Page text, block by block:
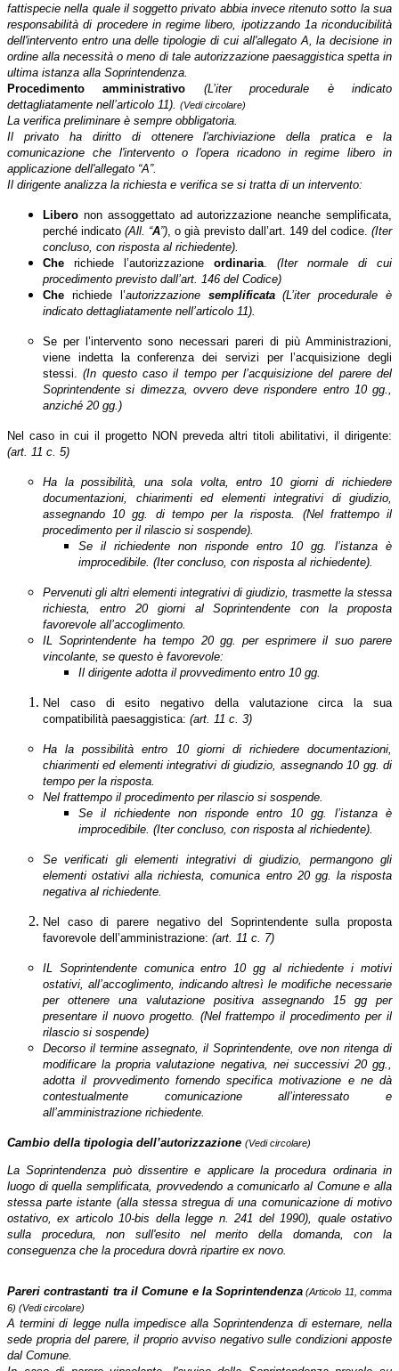
fattispecie nella quale il soggetto privato abbia invece ritenuto sotto la sua
responsabilità di procedere in regime libero, ipotizzando 1a riconducibilità
dell'intervento entro una delle tipologie di cui all'allegato A, la decisione in
ordine alla necessità o meno di tale autorizzazione paesaggistica spetta in
ultima istanza alla Soprintendenza.
Procedimento amministrativo (L’iter procedurale è indicato
dettagliatamente nell’articolo 11). (Vedi circolare)
La verifica preliminare è sempre obbligatoria.
Il privato ha diritto di ottenere l'archiviazione della pratica e la
comunicazione che l'intervento o l'opera ricadono in regime libero in
applicazione dell'allegato “A”.
Il dirigente analizza la richiesta e verifica se si tratta di un intervento:
Libero non assoggettato ad autorizzazione neanche semplificata,
perché indicato(All. “A”), o già previsto dall’art. 149 del codice.(Iter
concluso, con risposta al richiedente).
Che richiede l’autorizzazione ordinaria. (Iter normale di cui
procedimento previsto dall’art. 146 del Codice)
Che richiede l’autorizzazionesemplificata(L’iter procedurale è
indicato dettagliatamente nell’articolo 11).
Se per l’intervento sono necessari pareri di più Amministrazioni,
viene indetta la conferenza dei servizi per l’acquisizione degli
stessi.(In questo caso il tempo per l’acquisizione del parere del
Soprintendente si dimezza, ovvero deve rispondere entro 10 gg.,
anziché 20 gg.)
Nel caso in cui il progetto NON preveda altri titoli abilitativi, il dirigente:
(art. 11 c. 5)
Ha la possibilità, una sola volta, entro 10 giorni di richiedere
documentazioni, chiarimenti ed elementi integrativi di giudizio,
assegnando 10 gg. di tempo per la risposta. (Nel frattempo il
procedimento per il rilascio si sospende).
Se il richiedente non risponde entro 10 gg. l’istanza è
improcedibile. (Iter concluso, con risposta al richiedente).
Pervenuti gli altri elementi integrativi di giudizio, trasmette la stessa
richiesta, entro 20 giorni al Soprintendente con la proposta
favorevole all’accoglimento.
IL Soprintendente ha tempo 20 gg. per esprimere il suo parere
vincolante, se questo è favorevole:
Il dirigente adotta il provvedimento entro 10 gg.
Nel caso di esito negativo della valutazione circa la sua
compatibilità paesaggistica: (art. 11 c. 3)
Ha la possibilità entro 10 giorni di richiedere documentazioni,
chiarimenti ed elementi integrativi di giudizio, assegnando 10 gg. di
tempo per la risposta.
Nel frattempo il procedimento per rilascio si sospende.
Se il richiedente non risponde entro 10 gg. l’istanza è
improcedibile. (Iter concluso, con risposta al richiedente).
Se verificati gli elementi integrativi di giudizio, permangono gli
elementi ostativi alla richiesta, comunica entro 20 gg. la risposta
negativa al richiedente.
Nel caso di parere negativo del Soprintendente sulla proposta
favorevole dell’amministrazione: (art. 11 c. 7)
IL Soprintendente comunica entro 10 gg al richiedente i motivi
ostativi, all’accoglimento, indicando altresì le modifiche necessarie
per ottenere una valutazione positiva assegnando 15 gg per
presentare il nuovo progetto. (Nel frattempo il procedimento per il
rilascio si sospende)
Decorso il termine assegnato, il Soprintendente, ove non ritenga di
modificare la propria valutazione negativa, nei successivi 20 gg.,
adotta il provvedimento fornendo specifica motivazione e ne dà
contestualmente comunicazione all’interessato e
all’amministrazione richiedente.
Cambio della tipologia dell’autorizzazione (Vedi circolare)
La Soprintendenza può dissentire e applicare la procedura ordinaria in
luogo di quella semplificata, provvedendo a comunicarlo al Comune e alla
stessa parte istante (alla stessa stregua di una comunicazione di motivo
ostativo, ex articolo 10-bis della legge n. 241 del 1990), quale ostativo
sulla procedura, non sull'esito nel merito della domanda, con la
conseguenza che la procedura dovrà ripartire ex novo.
Pareri contrastanti tra il Comune e la Soprintendenza (Articolo 11, comma
6) (Vedi circolare)
A termini di legge nulla impedisce alla Soprintendenza di esternare, nella
sede propria del parere, il proprio avviso negativo sulle condizioni apposte
dal Comune.